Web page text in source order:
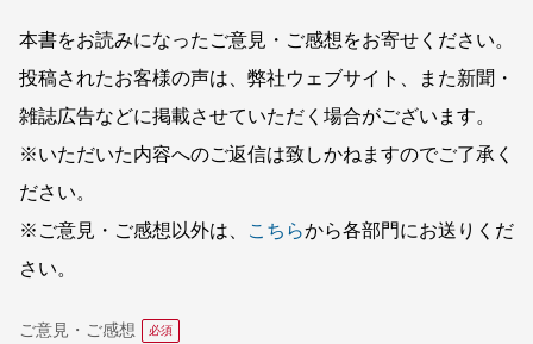
本書をお読みになったご意見・ご感想をお寄せください。
投稿されたお客様の声は、弊社ウェブサイト、また新聞・
雑誌広告などに掲載させていただく場合がございます。
※いただいた内容へのご返信は致しかねますのでご了承く
ださい。
※ご意見・ご感想以外は、
こちらから各部門にお送りくだ
さい。
ご意見・ご感想